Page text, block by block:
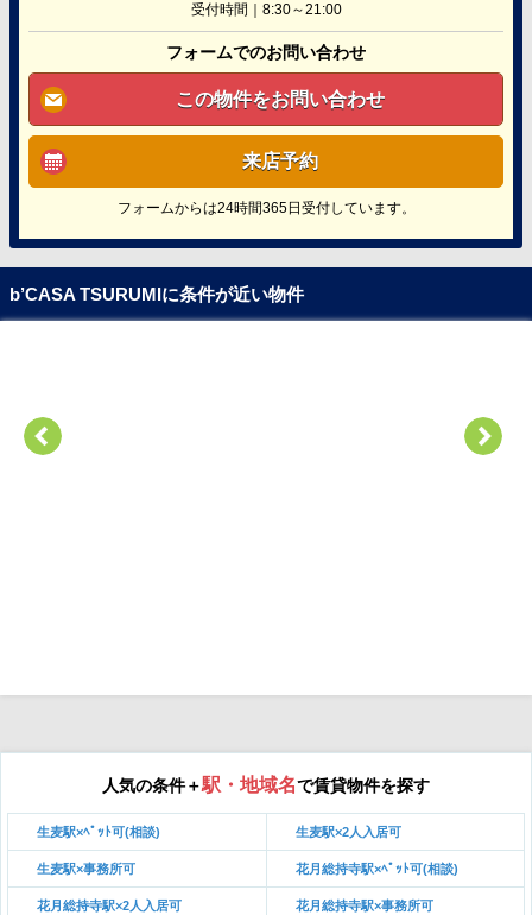
受付時間｜8:30～21:00
フォームでのお問い合わせ
この物件をお問い合わせ
来店予約
フォームからは24時間365日受付しています。
b’CASA TSURUMIに条件が近い物件
人気の条件＋駅・地域名で賃貸物件を探す
生麦駅×ﾍﾟｯﾄ可(相談) 生麦駅×2人入居可
生麦駅×事務所可 花月総持寺駅×ﾍﾟｯﾄ可(相談)
花月総持寺駅×2人入居可 花月総持寺駅×事務所可